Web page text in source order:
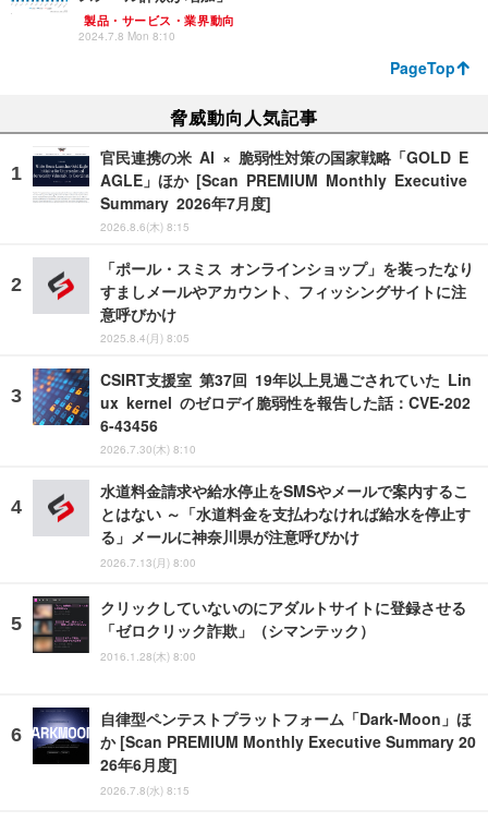
製品・サービス・業界動向
2024.7.8 Mon 8:10
PageTop
脅威動向人気記事
官民連携の米 AI × 脆弱性対策の国家戦略「GOLD E
AGLE」ほか [Scan PREMIUM Monthly Executive
Summary 2026年7月度]
2026.8.6(木) 8:15
「ポール・スミス オンラインショップ」を装ったなり
すましメールやアカウント、フィッシングサイトに注
意呼びかけ
2025.8.4(月) 8:05
CSIRT支援室 第37回 19年以上見過ごされていた Lin
ux kernel のゼロデイ脆弱性を報告した話：CVE-202
6-43456
2026.7.30(木) 8:10
水道料金請求や給水停止をSMSやメールで案内するこ
とはない ～「水道料金を支払わなければ給水を停止す
る」メールに神奈川県が注意呼びかけ
2026.7.13(月) 8:00
クリックしていないのにアダルトサイトに登録させる
「ゼロクリック詐欺」（シマンテック）
2016.1.28(木) 8:00
自律型ペンテストプラットフォーム「Dark-Moon」ほ
か [Scan PREMIUM Monthly Executive Summary 20
26年6月度]
2026.7.8(水) 8:15